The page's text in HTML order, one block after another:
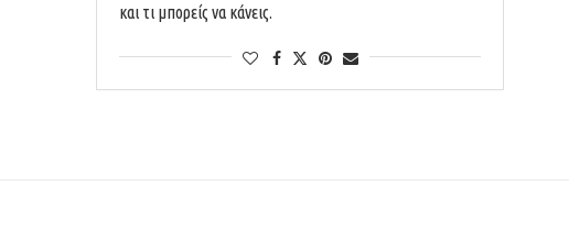
και τι μπορείς να κάνεις.